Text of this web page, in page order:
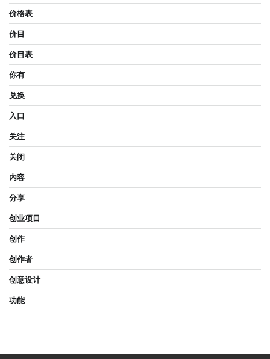
价格表
价目
价目表
你有
兑换
入口
关注
关闭
内容
分享
创业项目
创作
创作者
创意设计
功能